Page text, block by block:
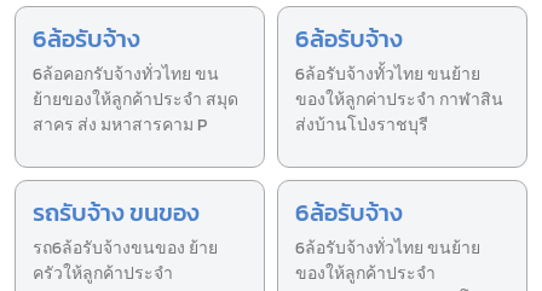
6ล้อรับจ้าง
6ล้อคอกรับจ้างทั่วไทย ขน
ย้ายของให้ลูกค้าประจำ สมุด
สาคร ส่ง มหาสารคาม P
6ล้อรับจ้าง
6ล้อรับจ้างทั้วไทย ขนย้าย
ของให้ลูกค่าประจำ กาฬาสิน
ส่งบ้านโป่งราชบุรี
รถรับจ้าง ขนของ
รถ6ล้อรับจ้างขนของ ย้าย
ครัวให้ลูกค้าประจำ
6ล้อรับจ้าง
6ล้อรับจ้างทั่วไทย ขนย้าย
ของให้ลูกค้าประจำ